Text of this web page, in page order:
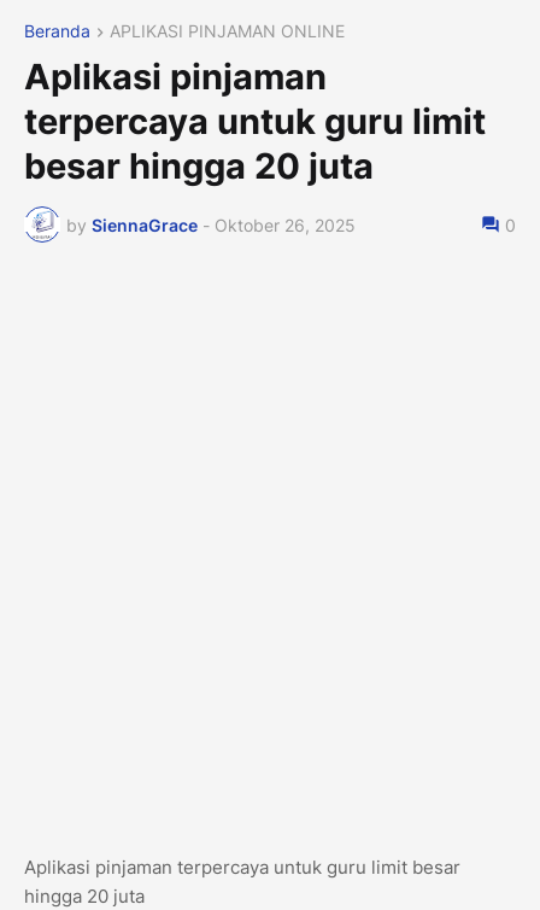
Beranda APLIKASI PINJAMAN ONLINE
Aplikasi pinjaman
terpercaya untuk guru limit
besar hingga 20 juta
by SiennaGrace - Oktober 26, 2025 0
Aplikasi pinjaman terpercaya untuk guru limit besar
hingga 20 juta